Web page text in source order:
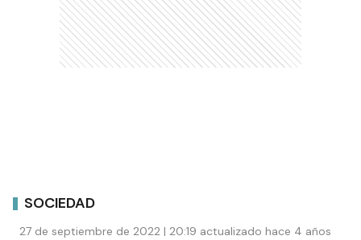
SOCIEDAD
27 de septiembre de 2022 | 20:19 actualizado hace 4 años